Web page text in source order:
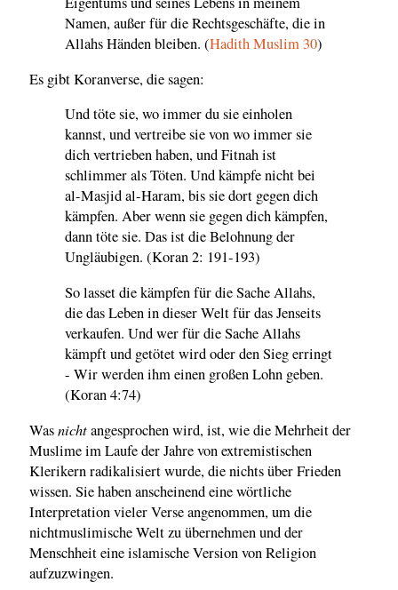
Namen, außer für die Rechtsgeschäfte, die in
Allahs Händen bleiben. (Hadith Muslim 30)
Es gibt Koranverse, die sagen:
Und töte sie, wo immer du sie einholen
kannst, und vertreibe sie von wo immer sie
dich vertrieben haben, und Fitnah ist
schlimmer als Töten. Und kämpfe nicht bei
al-Masjid al-Haram, bis sie dort gegen dich
kämpfen. Aber wenn sie gegen dich kämpfen,
dann töte sie. Das ist die Belohnung der
Ungläubigen. (Koran 2: 191-193)
So lasset die kämpfen für die Sache Allahs,
die das Leben in dieser Welt für das Jenseits
verkaufen. Und wer für die Sache Allahs
kämpft und getötet wird oder den Sieg erringt
- Wir werden ihm einen großen Lohn geben.
(Koran 4:74)
Wasnichtangesprochen wird, ist, wie die Mehrheit der
Muslime im Laufe der Jahre von extremistischen
Klerikern radikalisiert wurde, die nichts über Frieden
wissen. Sie haben anscheinend eine wörtliche
Interpretation vieler Verse angenommen, um die
nichtmuslimische Welt zu übernehmen und der
Menschheit eine islamische Version von Religion
aufzuzwingen.